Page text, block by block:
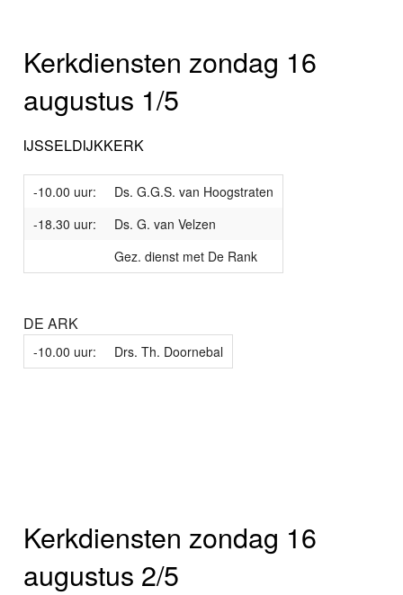
Kerkdiensten zondag 16
augustus 1/5
IJSSELDIJKKERK
-10.00 uur:
Ds. G.G.S. van Hoogstraten
-18.30 uur:
Ds. G. van Velzen
Gez. dienst met De Rank
DE ARK
-10.00 uur: Drs. Th. Doornebal
Kerkdiensten zondag 16
augustus 2/5